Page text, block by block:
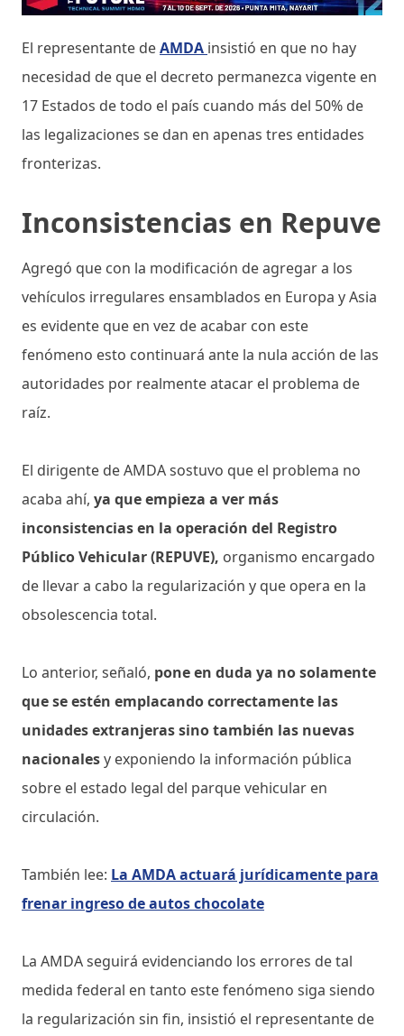
El representante deAMDA insistió en que no hay
necesidad de que el decreto permanezca vigente en
17 Estados de todo el país cuando más del 50% de
las legalizaciones se dan en apenas tres entidades
fronterizas.
Inconsistencias en Repuve
Agregó que con la modificación de agregar a los
vehículos irregulares ensamblados en Europa y Asia
es evidente que en vez de acabar con este
fenómeno esto continuará ante la nula acción de las
autoridades por realmente atacar el problema de
raíz.
El dirigente de AMDA sostuvo que el problema no
acaba ahí, ya que empieza a ver más
inconsistencias en la operación del Registro
Público Vehicular (REPUVE), organismo encargado
de llevar a cabo la regularización y que opera en la
obsolescencia total.
Lo anterior, señaló, pone en duda ya no solamente
que se estén emplacando correctamente las
unidades extranjeras sino también las nuevas
nacionalesy exponiendo la información pública
sobre el estado legal del parque vehicular en
circulación.
También lee: La AMDA actuará jurídicamente para
frenar ingreso de autos chocolate
La AMDA seguirá evidenciando los errores de tal
medida federal en tanto este fenómeno siga siendo
la regularización sin fin, insistió el representante de